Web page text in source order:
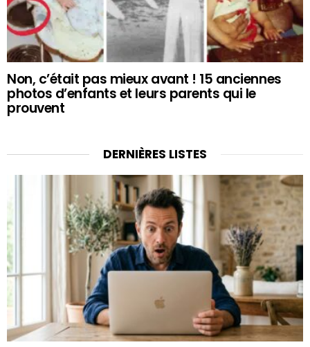
Non, c’était pas mieux avant ! 15 anciennes
photos d’enfants et leurs parents qui le
prouvent
DERNIÈRES LISTES